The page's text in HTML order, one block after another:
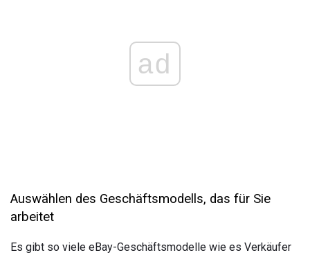
ad
Auswählen des Geschäftsmodells, das für Sie
arbeitet
Es gibt so viele eBay-Geschäftsmodelle wie es Verkäufer